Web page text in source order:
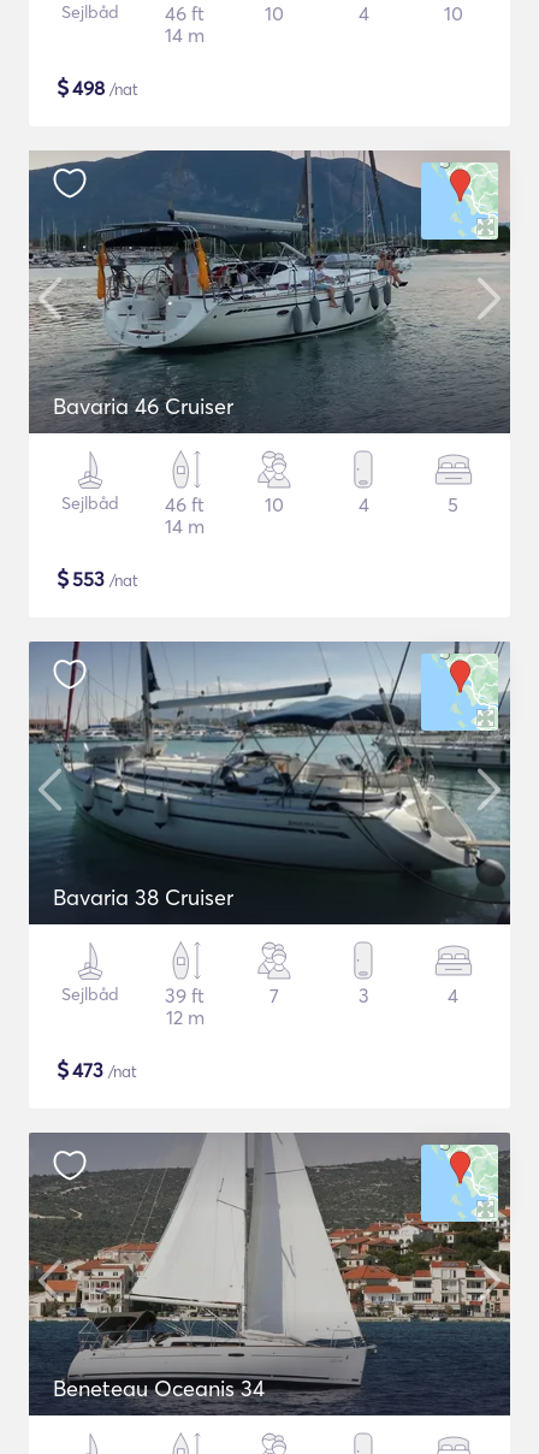
Sejlbåd
46 ft
14 m
10 4 10
$498 /nat
Bavaria 46 Cruiser
Sejlbåd
46 ft
14 m
10 4 5
$553 /nat
Bavaria 38 Cruiser
Sejlbåd
39 ft
12 m
7 3 4
$473 /nat
Beneteau Oceanis 34